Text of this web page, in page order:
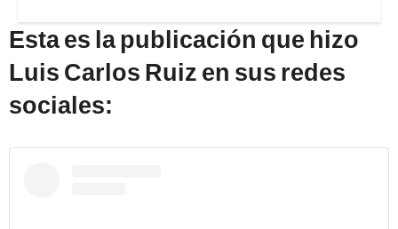
Esta es la publicación que hizo
Luis Carlos Ruiz en sus redes
sociales: